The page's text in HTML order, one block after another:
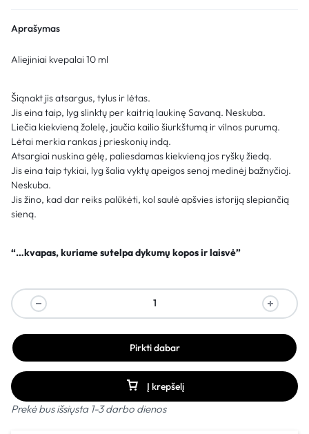
Aprašymas
Aliejiniai kvepalai 10 ml
Šiąnakt jis atsargus, tylus ir lėtas.
Jis eina taip, lyg slinktų per kaitrią laukinę Savaną. Neskuba.
Liečia kiekvieną žolelę, jaučia kailio šiurkštumą ir vilnos purumą.
Lėtai merkia rankas į prieskonių indą.
Atsargiai nuskina gėlę, paliesdamas kiekvieną jos ryškų žiedą.
Jis eina taip tykiai, lyg šalia vyktų apeigos senoj medinėj bažnyčioj.
Neskuba.
Jis žino, kad dar reiks palūkėti, kol saulė apšvies istoriją slepiančią
sieną.
“…kvapas, kuriame sutelpa dykumų kopos ir laisvė”
Į krepšelį
Pirkti dabar
Prekė bus išsiųsta 1-3 darbo dienos